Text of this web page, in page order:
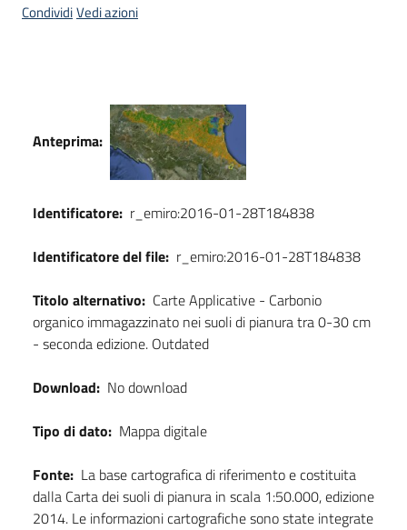
CondividiVedi azioni
Anteprima:
Identificatore: r_emiro:2016-01-28T184838
Identificatore del file: r_emiro:2016-01-28T184838
Titolo alternativo: Carte Applicative - Carbonio
organico immagazzinato nei suoli di pianura tra 0-30 cm
- seconda edizione. Outdated
Download: No download
Tipo di dato: Mappa digitale
Fonte: La base cartografica di riferimento e costituita
dalla Carta dei suoli di pianura in scala 1:50.000, edizione
2014. Le informazioni cartografiche sono state integrate